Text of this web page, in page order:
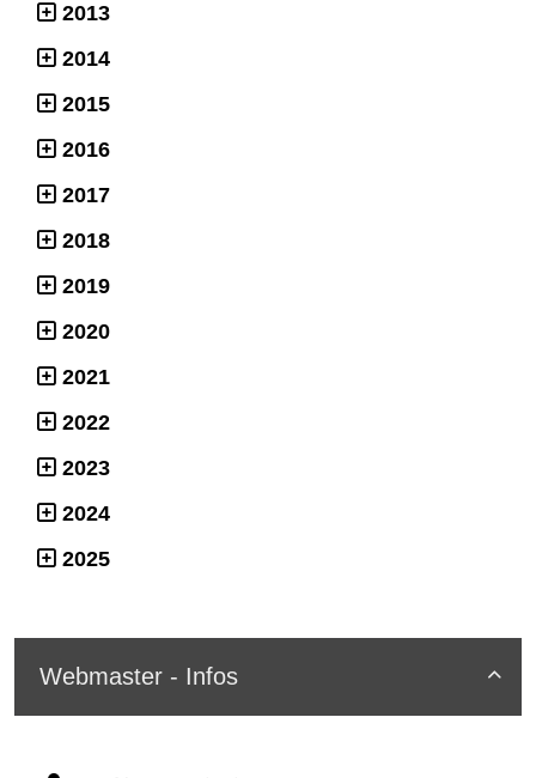
2013
2014
2015
2016
2017
2018
2019
2020
2021
2022
2023
2024
2025

Webmaster - Infos